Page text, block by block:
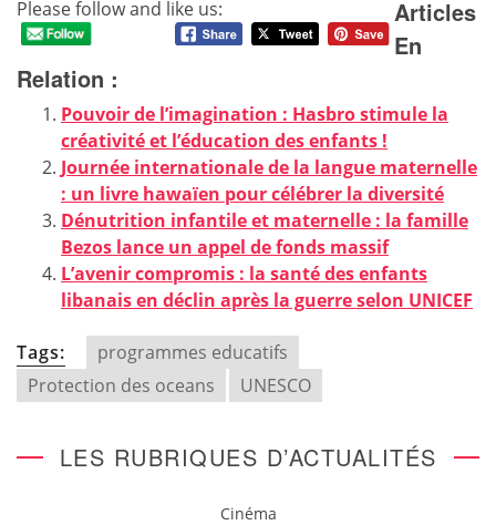
Please follow and like us:
Articles
En
Relation :
Pouvoir de l’imagination : Hasbro stimule la
créativité et l’éducation des enfants !
Journée internationale de la langue maternelle
: un livre hawaïen pour célébrer la diversité
Dénutrition infantile et maternelle : la famille
Bezos lance un appel de fonds massif
L’avenir compromis : la santé des enfants
libanais en déclin après la guerre selon UNICEF
Tags:
programmes educatifs
Protection des oceans
UNESCO
LES RUBRIQUES D’ACTUALITÉS
Cinéma